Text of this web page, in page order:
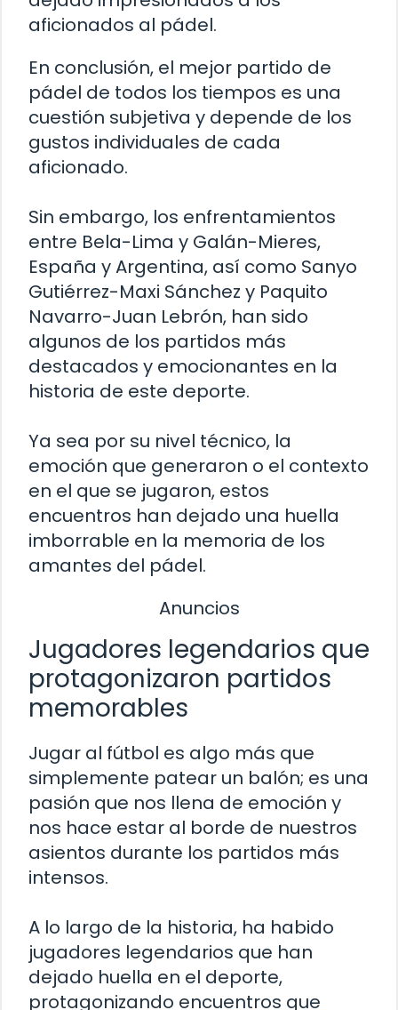
aficionados al pádel.
En conclusión, el mejor partido de
pádel de todos los tiempos es una
cuestión subjetiva y depende de los
gustos individuales de cada
aficionado.
Sin embargo, los enfrentamientos
entre Bela-Lima y Galán-Mieres,
España y Argentina, así como Sanyo
Gutiérrez-Maxi Sánchez y Paquito
Navarro-Juan Lebrón, han sido
algunos de los partidos más
destacados y emocionantes en la
historia de este deporte.
Ya sea por su nivel técnico, la
emoción que generaron o el contexto
en el que se jugaron, estos
encuentros han dejado una huella
imborrable en la memoria de los
amantes del pádel.
Anuncios
Jugadores legendarios que
protagonizaron partidos
memorables
Jugar al fútbol es algo más que
simplemente patear un balón; es una
pasión que nos llena de emoción y
nos hace estar al borde de nuestros
asientos durante los partidos más
intensos.
A lo largo de la historia, ha habido
jugadores legendarios que han
dejado huella en el deporte,
protagonizando encuentros que